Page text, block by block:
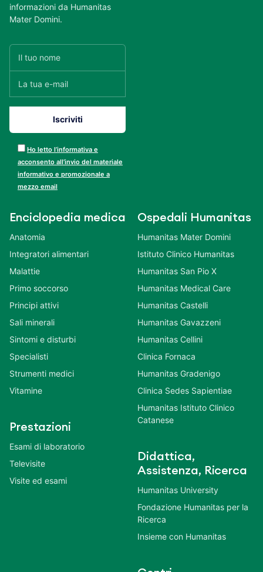
informazioni da Humanitas
Mater Domini.
Ho letto l’informativa e
acconsento all’invio del materiale
informativo e promozionale a
mezzo email
Enciclopedia medica
Anatomia
Integratori alimentari
Malattie
Primo soccorso
Principi attivi
Sali minerali
Sintomi e disturbi
Specialisti
Strumenti medici
Vitamine
Prestazioni
Esami di laboratorio
Televisite
Visite ed esami
Ospedali Humanitas
Humanitas Mater Domini
Istituto Clinico Humanitas
Humanitas San Pio X
Humanitas Medical Care
Humanitas Castelli
Humanitas Gavazzeni
Humanitas Cellini
Clinica Fornaca
Humanitas Gradenigo
Clinica Sedes Sapientiae
Humanitas Istituto Clinico
Catanese
Didattica,
Assistenza, Ricerca
Humanitas University
Fondazione Humanitas per la
Ricerca
Insieme con Humanitas